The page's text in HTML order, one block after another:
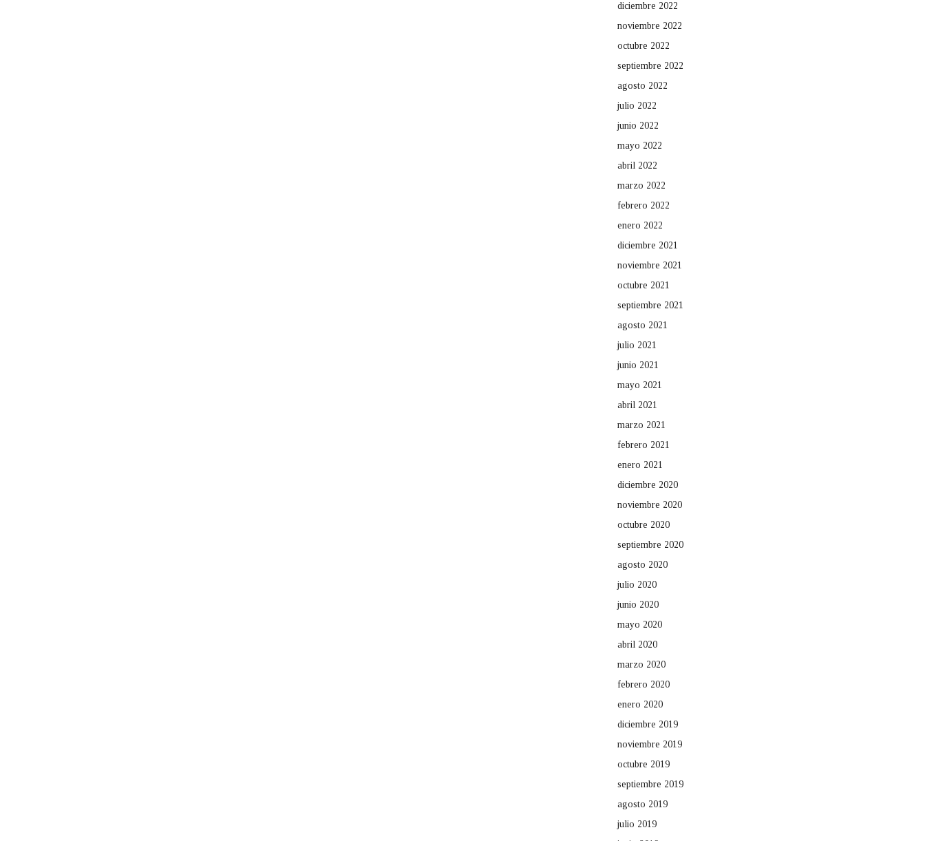
diciembre 2022
noviembre 2022
octubre 2022
septiembre 2022
agosto 2022
julio 2022
junio 2022
mayo 2022
abril 2022
marzo 2022
febrero 2022
enero 2022
diciembre 2021
noviembre 2021
octubre 2021
septiembre 2021
agosto 2021
julio 2021
junio 2021
mayo 2021
abril 2021
marzo 2021
febrero 2021
enero 2021
diciembre 2020
noviembre 2020
octubre 2020
septiembre 2020
agosto 2020
julio 2020
junio 2020
mayo 2020
abril 2020
marzo 2020
febrero 2020
enero 2020
diciembre 2019
noviembre 2019
octubre 2019
septiembre 2019
agosto 2019
julio 2019